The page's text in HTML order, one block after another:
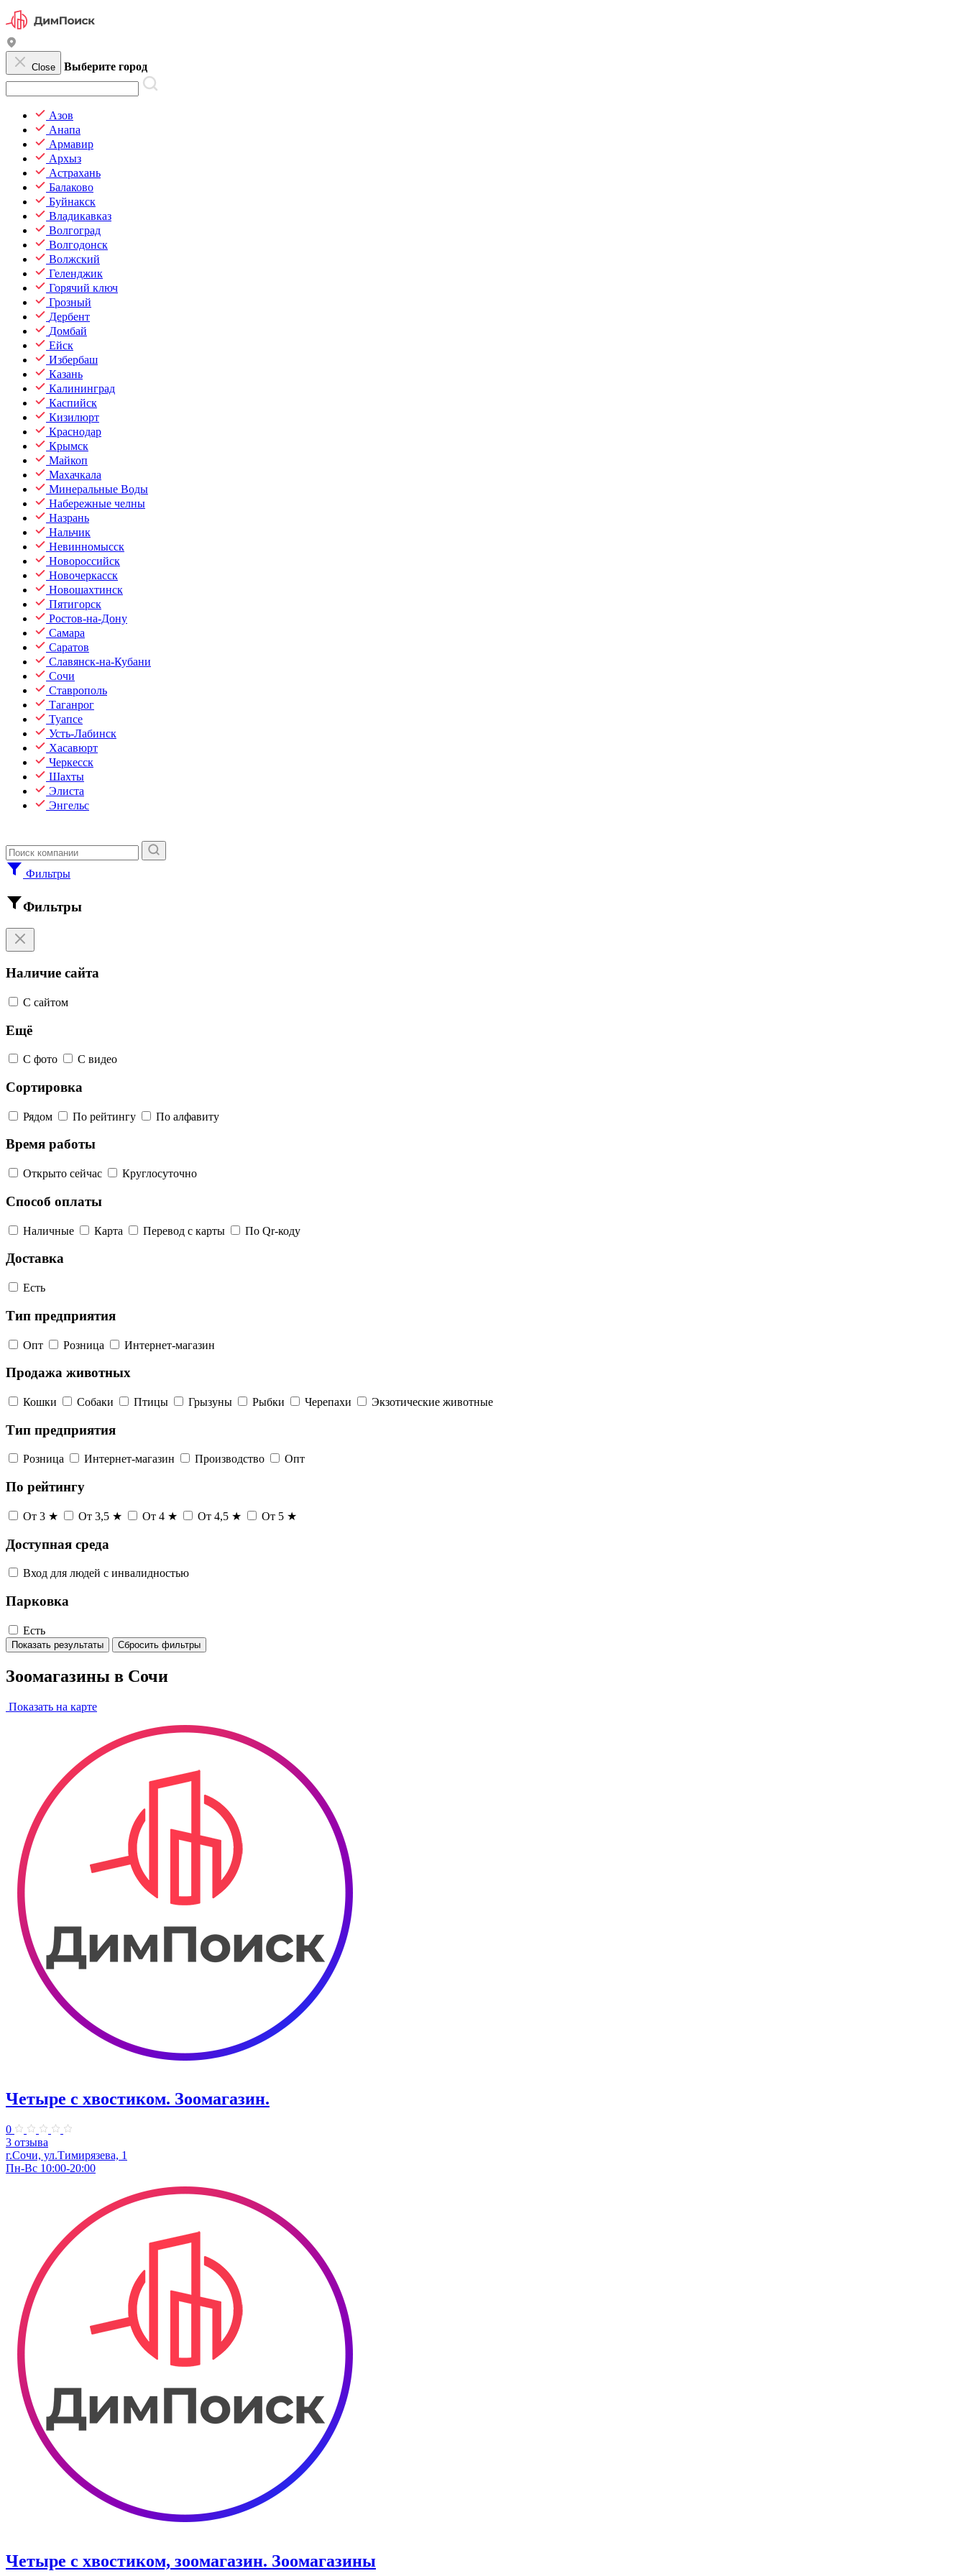
Close Выберите город
Азов
Анапа
Армавир
Архыз
Астрахань
Балаково
Буйнакск
Владикавказ
Волгоград
Волгодонск
Волжский
Геленджик
Горячий ключ
Грозный
Дербент
Домбай
Ейск
Избербаш
Казань
Калининград
Каспийск
Кизилюрт
Краснодар
Крымск
Майкоп
Махачкала
Минеральные Воды
Набережные челны
Назрань
Нальчик
Невинномысск
Новороссийск
Новочеркасск
Новошахтинск
Пятигорск
Ростов-на-Дону
Самара
Саратов
Славянск-на-Кубани
Сочи
Ставрополь
Таганрог
Туапсе
Усть-Лабинск
Хасавюрт
Черкесск
Шахты
Элиста
Энгельс
Фильтры
Фильтры
Наличие сайта
С сайтом
Ещё
С фото С видео
Сортировка
Рядом По рейтингу По алфавиту
Время работы
Открыто сейчас Круглосуточно
Способ оплаты
Наличные Карта Перевод с карты По Qr-коду
Доставка
Есть
Тип предприятия
Опт Розница Интернет-магазин
Продажа животных
Кошки Собаки Птицы Грызуны Рыбки Черепахи Экзотические животные
Тип предприятия
Розница Интернет-магазин Производство Опт
По рейтингу
От 3 ★ От 3,5 ★ От 4 ★ От 4,5 ★ От 5 ★
Доступная среда
Вход для людей с инвалидностью
Парковка
Есть
Показать результаты Сбросить фильтры
Зоомагазины в Сочи
Показать на карте
Четыре с хвостиком. Зоомагазин.
0
3 отзыва
г.Сочи, ​ул.Тимирязева, 1
Пн-Вс 10:00-20:00
Четыре с хвостиком, зоомагазин. Зоомагазины